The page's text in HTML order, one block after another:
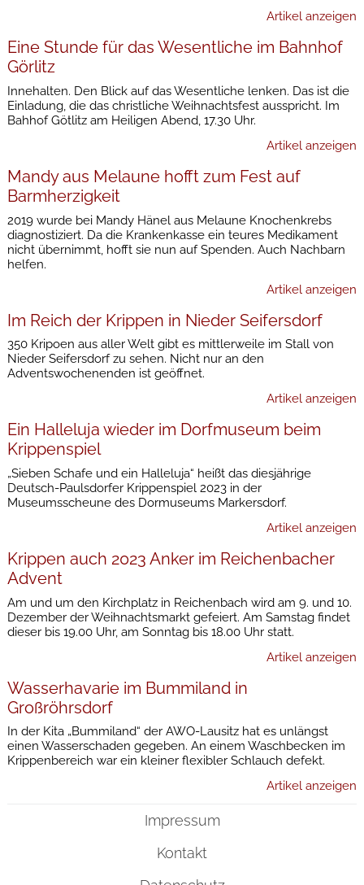
Artikel anzeigen
Eine Stunde für das Wesentliche im Bahnhof
Görlitz
Innehalten. Den Blick auf das Wesentliche lenken. Das ist die
Einladung, die das christliche Weihnachtsfest ausspricht. Im
Bahhof Götlitz am Heiligen Abend, 17.30 Uhr.
Artikel anzeigen
Mandy aus Melaune hofft zum Fest auf
Barmherzigkeit
2019 wurde bei Mandy Hänel aus Melaune Knochenkrebs
diagnostiziert. Da die Krankenkasse ein teures Medikament
nicht übernimmt, hofft sie nun auf Spenden. Auch Nachbarn
helfen.
Artikel anzeigen
Im Reich der Krippen in Nieder Seifersdorf
350 Kripoen aus aller Welt gibt es mittlerweile im Stall von
Nieder Seifersdorf zu sehen. Nicht nur an den
Adventswochenenden ist geöffnet.
Artikel anzeigen
Ein Halleluja wieder im Dorfmuseum beim
Krippenspiel
„Sieben Schafe und ein Halleluja“ heißt das diesjährige
Deutsch-Paulsdorfer Krippenspiel 2023 in der
Museumsscheune des Dormuseums Markersdorf.
Artikel anzeigen
Krippen auch 2023 Anker im Reichenbacher
Advent
Am und um den Kirchplatz in Reichenbach wird am 9. und 10.
Dezember der Weihnachtsmarkt gefeiert. Am Samstag findet
dieser bis 19.00 Uhr, am Sonntag bis 18.00 Uhr statt.
Artikel anzeigen
Wasserhavarie im Bummiland in
Großröhrsdorf
In der Kita „Bummiland“ der AWO-Lausitz hat es unlängst
einen Wasserschaden gegeben. An einem Waschbecken im
Krippenbereich war ein kleiner flexibler Schlauch defekt.
Artikel anzeigen
Impressum
Kontakt